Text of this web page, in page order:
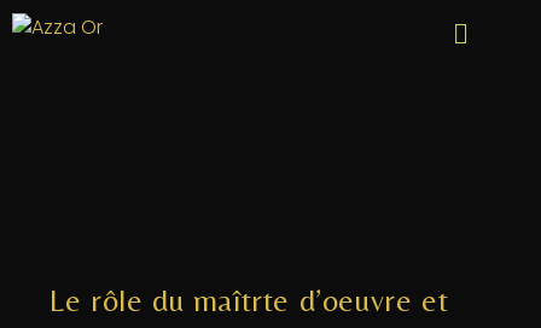
Le rôle du maîtrte d’oeuvre et